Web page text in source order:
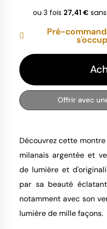
Pré-
Offrir avec
Découvrez cette
milanais argentée et
de lumière et
par sa beauté
notamment avec son
lumière de mille façons.